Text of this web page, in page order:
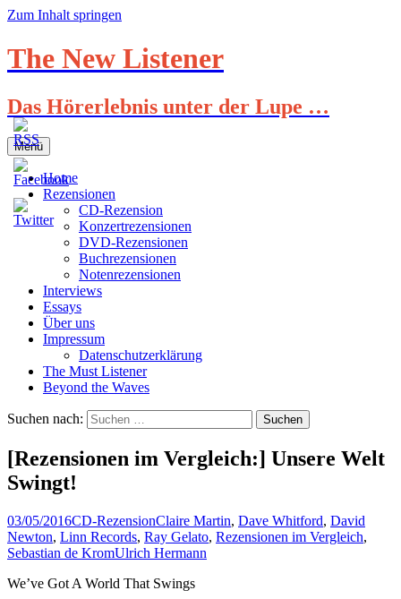
Zum Inhalt springen
The New Listener
Das Hörerlebnis unter der Lupe …
Menü
Home
Rezensionen
CD-Rezension
Konzertrezensionen
DVD-Rezensionen
Buchrezensionen
Notenrezensionen
Interviews
Essays
Über uns
Impressum
Datenschutzerklärung
The Must Listener
Beyond the Waves
Suchen nach:
[Rezensionen im Vergleich:] Unsere Welt
Swingt!
03/05/2016CD-RezensionClaire Martin, Dave Whitford, David
Newton, Linn Records, Ray Gelato, Rezensionen im Vergleich,
Sebastian de KromUlrich Hermann
We’ve Got A World That Swings